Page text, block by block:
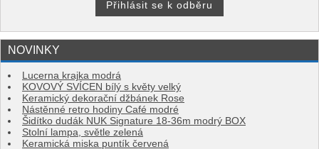
NOVINKY
Lucerna krajka modrá
KOVOVÝ SVÍCEN bílý s květy velký
Keramický dekorační džbánek Rose
Nástěnné retro hodiny Café modré
Šidítko dudák NUK Signature 18-36m modrý BOX
Stolní lampa, světle zelená
Keramická miska puntík červená